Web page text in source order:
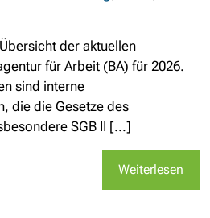
der aktuellen
für Arbeit (BA) für 2026.
sind interne
die die Gesetze des
SGB II [...]
Weiterlesen